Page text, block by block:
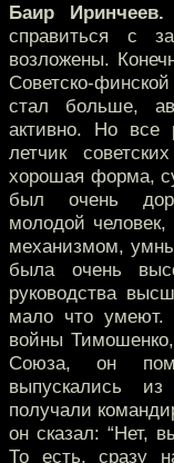
Баир Иринчеев.
справиться с
возложены.
Советско-
стал больше,
активно. Но все
летчик
хорошая форма,
был очень
молодой
механизмом,
была очень
руководства
мало что умеют.
войны
Союза, он
выпускались
получали
он сказал: “Нет,
То есть, сразу